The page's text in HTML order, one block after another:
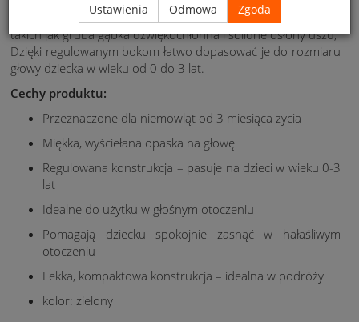
Wykonane z profesjonalnych materiałów tłumiących hałas,
takich jak gruba gąbka dźwiękochłonna i solidne osłony uszu,
Dzięki regulowanym bokom łatwo dopasować je do rozmiaru
głowy dziecka w wieku od 0 do 3 lat.
Cechy produktu:
Przeznaczone dla niemowląt od 3 miesiąca życia
Miękka, wyściełana opaska na głowę
Regulowana konstrukcja – pasuje na dzieci w wieku 0-3
lat
Idealne do użytku w głośnym otoczeniu
Pomagają dziecku spokojnie zasnąć w hałaśliwym
otoczeniu
Lekka, kompaktowa konstrukcja – idealna w podróży
kolor: zielony
Ustawienia Odmowa Zgoda